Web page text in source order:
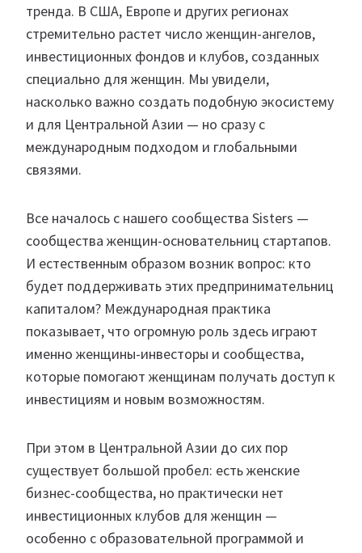
тренда. В США, Европе и других регионах
стремительно растет число женщин-ангелов,
инвестиционных фондов и клубов, созданных
специально для женщин. Мы увидели,
насколько важно создать подобную экосистему
и для Центральной Азии — но сразу с
международным подходом и глобальными
связями.
Все началось с нашего сообщества Sisters —
сообщества женщин-основательниц стартапов.
И естественным образом возник вопрос: кто
будет поддерживать этих предпринимательниц
капиталом? Международная практика
показывает, что огромную роль здесь играют
именно женщины-инвесторы и сообщества,
которые помогают женщинам получать доступ к
инвестициям и новым возможностям.
При этом в Центральной Азии до сих пор
существует большой пробел: есть женские
бизнес-сообщества, но практически нет
инвестиционных клубов для женщин —
особенно с образовательной программой и